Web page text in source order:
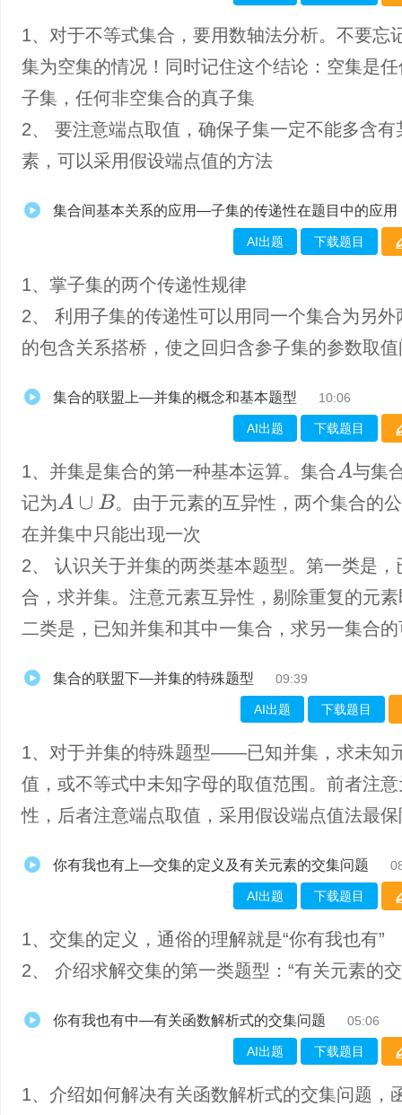
1、对于不等式集合，要用数轴法分析。不要忘
集为空集的情况！同时记住这个结论：空集是
子集，任何非空集合的真子集
2、 要注意端点取值，确保子集一定不能多含有
素，可以采用假设端点值的方法
集合间基本关系的应用—子集的传递性在题目中的应用
AI出题 下载题目
1、掌​子集的两个传递性规律
2、 利用子集的传递性可以用同一个集合为另外
的包含关系搭桥，使之回归含参子集的参数取
集合的联盟上—并集的概念和基本题型 10:06
AI出题 下载题目
1、并集是集合的第一种基本运算。集合 A 与集
记为 A∪ B
。由于元素的互异性，两个集合的
在并集中只能出现一次
2、 认识关于并集的两类基本题型。第一类是，
合，求并集。注意元素互异性，剔除重复的元
二类是，已知并集和其中一集合，求另一集合
集合的联盟下—并集的特殊题型 09:39
AI出题 下载题目
1、对于并集的特殊题型——已知并集，求未知
值，或不等式中未知字母的取值范围。前者注
性，后者注意端点取值，采用假设端点值法最保
你有我也有上—交集的定义及有关元素的交集问题
AI出题 下载题目
1、交集的定义，通俗的理解就是“你有我也有”
2、 介绍求解交集的第一类题型：“有关元素的
你有我也有中—有关函数解析式的交集问题 05:06
AI出题 下载题目
1、介绍如何解决有关函数解析式的交集问题，